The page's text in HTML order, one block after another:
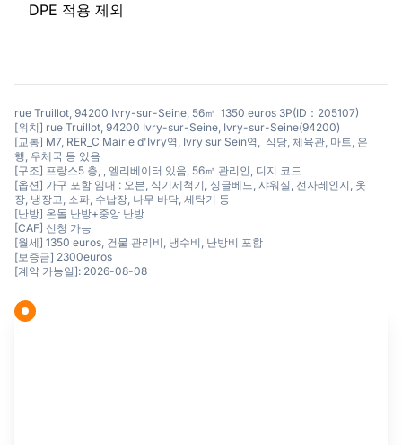
DPE 적용 제외
rue Truillot, 94200 Ivry-sur-Seine, 56㎡ 1350 euros 3P(ID：205107)
[위치] rue Truillot, 94200 Ivry-sur-Seine, Ivry-sur-Seine(94200)
[교통] M7, RER_C Mairie d'Ivry역, Ivry sur Sein역, 식당, 체육관, 마트, 은
행, 우체국 등 있음
[구조] 프랑스5 층, , 엘리베이터 있음, 56㎡ 관리인, 디지 코드
[옵션] 가구 포함 임대 : 오븐, 식기세척기, 싱글베드, 샤워실, 전자레인지, 옷
장, 냉장고, 소파, 수납장, 나무 바닥, 세탁기 등
[난방] 온돌 난방+중앙 난방
[CAF] 신청 가능
[월세] 1350 euros, 건물 관리비, 냉수비, 난방비 포함
[보증금] 2300euros
[계약 가능일]: 2026-08-08